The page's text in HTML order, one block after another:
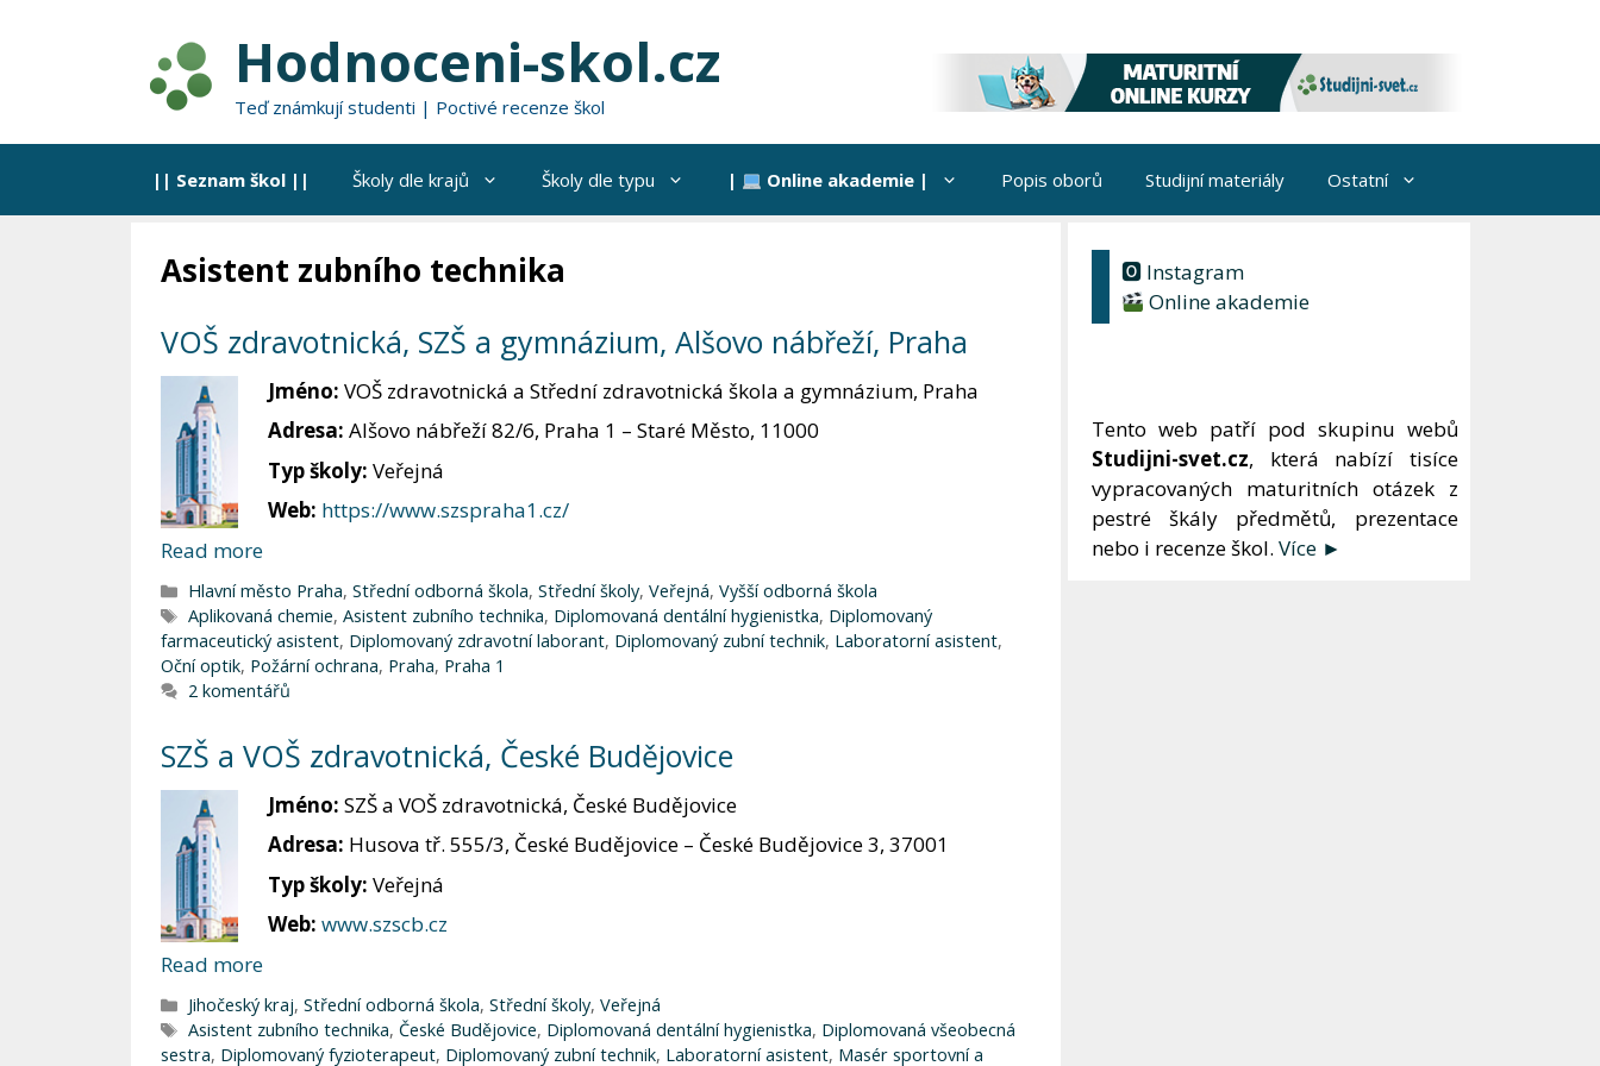
Hodnoceni-skol.cz
Teď známkují studenti | Poctivé recenze škol
|| Seznam škol || Školy dle krajů Školy dle typu | Online akademie | Popis oborů Studijní materiály Ostatní
Asistent zubního technika
VOŠ zdravotnická, SZŠ a gymnázium, Alšovo nábřeží, Praha
Jméno: VOŠ zdravotnická a Střední zdravotnická škola a gymnázium, Praha
Adresa: Alšovo nábřeží 82/6, Praha 1 – Staré Město, 11000
Typ školy: Veřejná
Web: https://www.szspraha1.cz/
Read more
Rubriky
Hlavní město Praha, Střední odborná škola, Střední školy, Veřejná, Vyšší odborná škola
Štítky
Aplikovaná chemie, Asistent zubního technika, Diplomovaná dentální hygienistka, Diplomovaný
farmaceutický asistent, Diplomovaný zdravotní laborant, Diplomovaný zubní technik, Laboratorní asistent,
Oční optik, Požární ochrana, Praha, Praha 1
2 komentářů
SZŠ a VOŠ zdravotnická, České Budějovice
Jméno: SZŠ a VOŠ zdravotnická, České Budějovice
Adresa: Husova tř. 555/3, České Budějovice – České Budějovice 3, 37001
Typ školy: Veřejná
Web: www.szscb.cz
Read more
Rubriky
Jihočeský kraj, Střední odborná škola, Střední školy, Veřejná
Štítky
Asistent zubního technika, České Budějovice, Diplomovaná dentální hygienistka, Diplomovaná všeobecná
sestra, Diplomovaný fyzioterapeut, Diplomovaný zubní technik, Laboratorní asistent, Masér sportovní a
🅾 Instagram
Online akademie
Tento web patří pod skupinu webů
Studijni-svet.cz, která nabízí tisíce
vypracovaných maturitních otázek z
pestré škály předmětů, prezentace
nebo i recenze škol. Více ►